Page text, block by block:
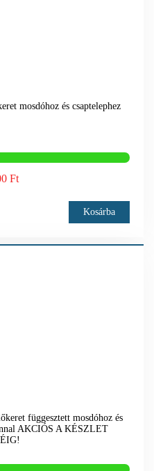
mosdóhoz és csaptelephez
Ft
Kosárba
függesztett mosdóhoz és
AKCIÓS A KÉSZLET